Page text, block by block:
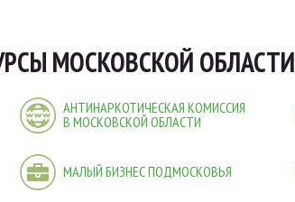
МОСКОВСКОЙ ОБЛАСТИ
АНТИНАРКОТИЧЕСКАЯ КОМИССИЯ
В МОСКОВСКОЙ ОБЛАСТИ
МАЛЫЙ БИЗНЕС ПОДМОСКОВЬЯ